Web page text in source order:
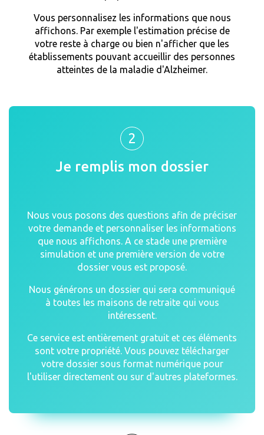
Vous personnalisez les informations que nous
affichons. Par exemple l'estimation précise de
votre reste à charge ou bien n'afficher que les
établissements pouvant accueillir des personnes
atteintes de la maladie d'Alzheimer.
2
Je remplis mon dossier
Nous vous posons des questions afin de préciser
votre demande et personnaliser les informations
que nous affichons. A ce stade une première
simulation et une première version de votre
dossier vous est proposé.
Nous générons un dossier qui sera communiqué
à toutes les maisons de retraite qui vous
intéressent.
Ce service est entièrement gratuit et ces éléments
sont votre propriété. Vous pouvez télécharger
votre dossier sous format numérique pour
l'utiliser directement ou sur d'autres plateformes.